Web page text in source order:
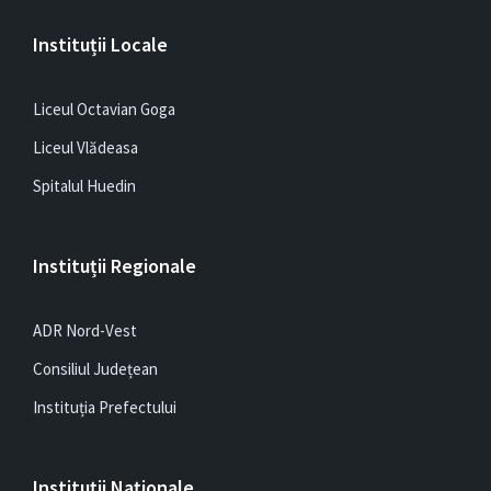
Instituții Locale
Liceul Octavian Goga
Liceul Vlădeasa
Spitalul Huedin
Instituții Regionale
ADR Nord-Vest
Consiliul Județean
Instituția Prefectului